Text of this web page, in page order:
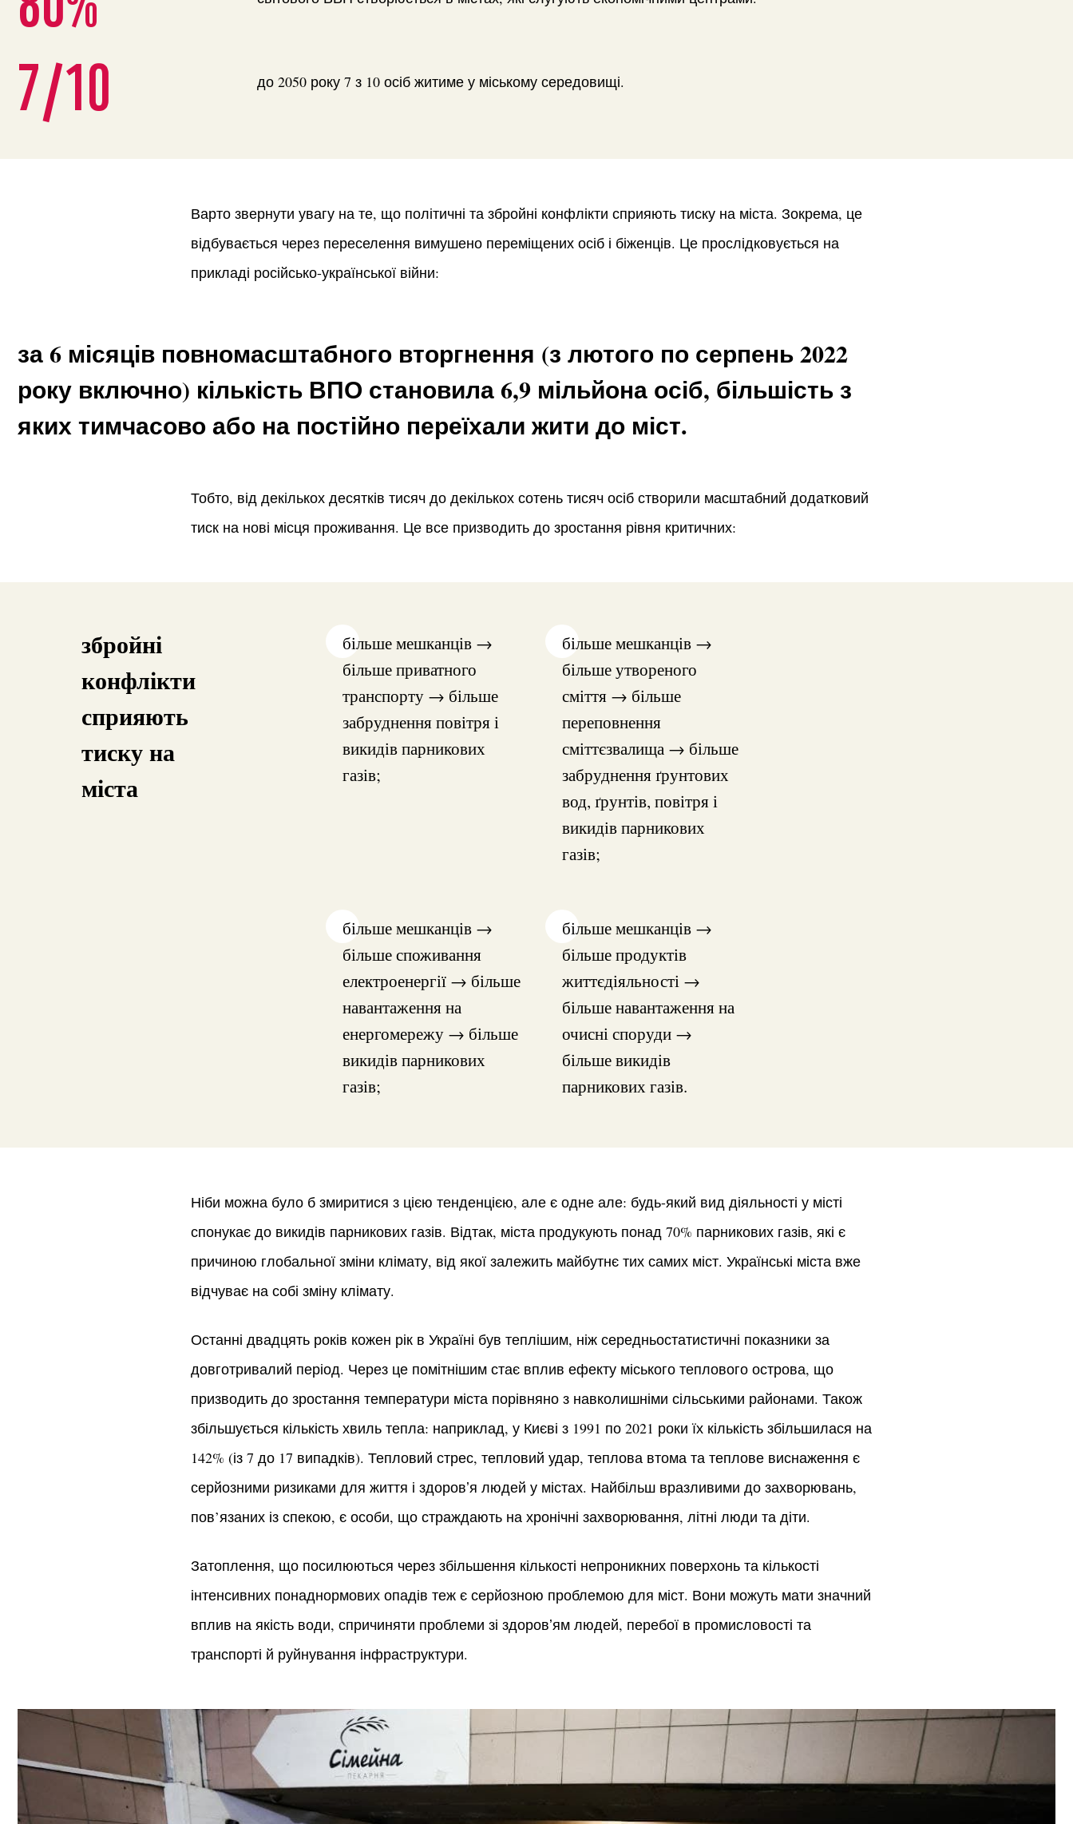
7/10 до 2050 року 7 з 10 осіб житиме у міському середовищі.
Варто звернути увагу на те, що політичні та збройні конфлікти сприяють тиску на міста. Зокрема, це
відбувається через переселення вимушено переміщених осіб і біженців. Це прослідковується на
прикладі російсько-української війни:
за 6 місяців повномасштабного вторгнення (з лютого по серпень 2022
року включно) кількість ВПО становила 6,9 мільйона осіб, більшість з
яких тимчасово або на постійно переїхали жити до міст.
Тобто, від декількох десятків тисяч до декількох сотень тисяч осіб створили масштабний додатковий
тиск на нові місця проживання. Це все призводить до зростання рівня критичних:
збройні
конфлікти
сприяють
тиску на
міста
більше мешканців →
більше приватного
транспорту → більше
забруднення повітря і
викидів парникових
газів;
більше мешканців →
більше утвореного
сміття → більше
переповнення
сміттєзвалища → більше
забруднення ґрунтових
вод, ґрунтів, повітря і
викидів парникових
газів;
більше мешканців →
більше споживання
електроенергії → більше
навантаження на
енергомережу → більше
викидів парникових
газів;
більше мешканців →
більше продуктів
життєдіяльності →
більше навантаження на
очисні споруди →
більше викидів
парникових газів.
Ніби можна було б змиритися з цією тенденцією, але є одне але: будь-який вид діяльності у місті
спонукає до викидів парникових газів. Відтак, міста продукують понад 70% парникових газів, які є
причиною глобальної зміни клімату, від якої залежить майбутнє тих самих міст. Українські міста вже
відчуває на собі зміну клімату.
Останні двадцять років кожен рік в Україні був теплішим, ніж середньостатистичні показники за
довготривалий період. Через це помітнішим стає вплив ефекту міського теплового острова, що
призводить до зростання температури міста порівняно з навколишніми сільськими районами. Також
збільшується кількість хвиль тепла: наприклад, у Києві з 1991 по 2021 роки їх кількість збільшилася на
142% (із 7 до 17 випадків). Тепловий стрес, тепловий удар, теплова втома та теплове виснаження є
серйозними ризиками для життя і здоровʼя людей у містах. Найбільш вразливими до захворювань,
пов’язаних із спекою, є особи, що страждають на хронічні захворювання, літні люди та діти.
Затоплення, що посилюються через збільшення кількості непроникних поверхонь та кількості
інтенсивних понаднормових опадів теж є серйозною проблемою для міст. Вони можуть мати значний
вплив на якість води, спричиняти проблеми зі здоровʼям людей, перебої в промисловості та
транспорті й руйнування інфраструктури.